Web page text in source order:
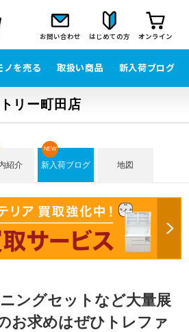
お問い合わせ はじめての方 オンライン
ノを売る 取扱い商品 新入荷ブログ
リー町田店
紹介 新入荷ブログ
NEW
地図
ングセットなど大量展
お求めはぜひトレファ